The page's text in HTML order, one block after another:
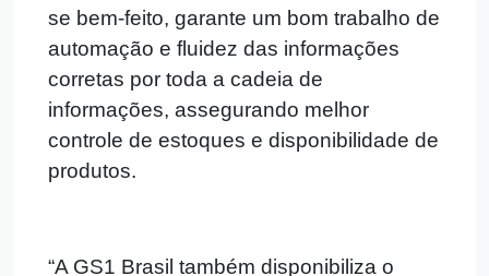
se bem-feito, garante um bom trabalho de
automação e fluidez das informações
corretas por toda a cadeia de
informações, assegurando melhor
controle de estoques e disponibilidade de
produtos.
“A GS1 Brasil também disponibiliza o